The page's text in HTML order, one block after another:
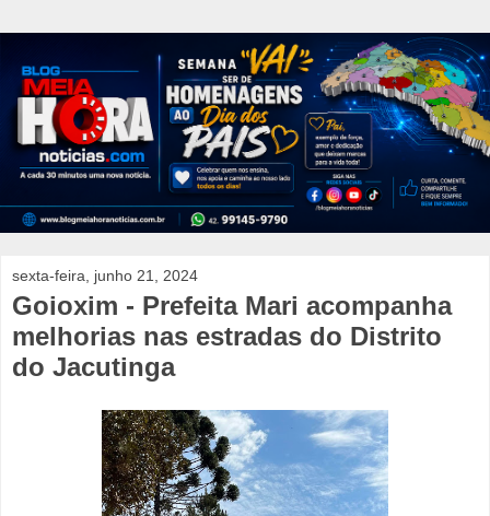
sexta-feira, junho 21, 2024
Goioxim - Prefeita Mari acompanha
melhorias nas estradas do Distrito
do Jacutinga